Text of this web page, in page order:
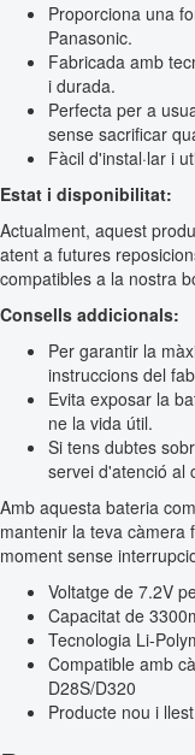
Proporciona una
Panasonic.
Fabricada amb
i durada.
Perfecta per a
sense sacrificar
Fàcil d'instal·lar i
Estat i disponibilitat:
Actualment, aquest
atent a futures
compatibles a la nostra
Consells addicionals:
Per garantir la
instruccions del
Evita exposar la
ne la vida útil.
Si tens dubtes
servei d'atenció al
Amb aquesta bateria
mantenir la teva càmera
moment sense
Voltatge de 7.2V
Capacitat de
Tecnologia Li-
Compatible amb
D28S/D320
Producte nou i